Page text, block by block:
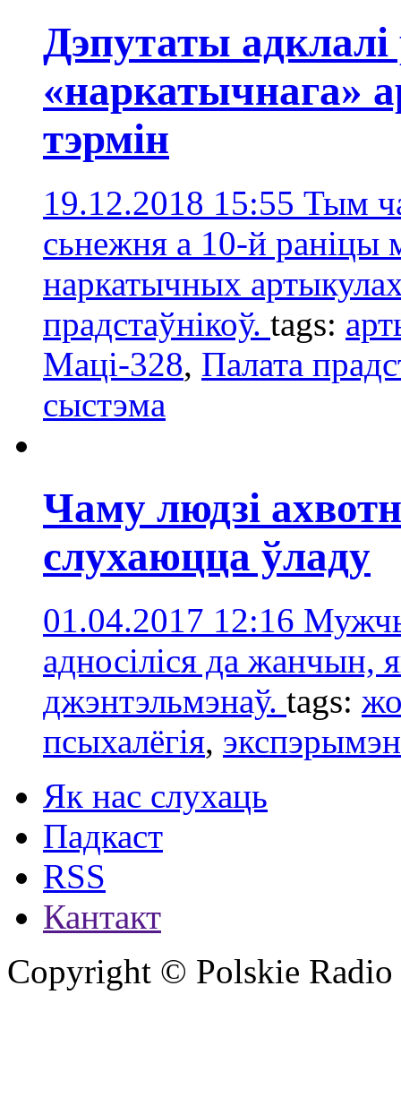
Дэпутаты адклалі
«наркатычнага»
тэрмін
19.12.2018 15:55 Тым
сьнежня а 10-й раніцы
наркатычных
прадстаўнікоў. tags:
Маці-328, Палата
сыстэмa
Чаму людзі
слухаюцца ўладy
01.04.2017 12:16
адносіліся да
джэнтэльмэнаў. tags:
псыхалёгія,
Як нас слухаць
Падкаст
RSS
Кантакт
Copyright © Polskie